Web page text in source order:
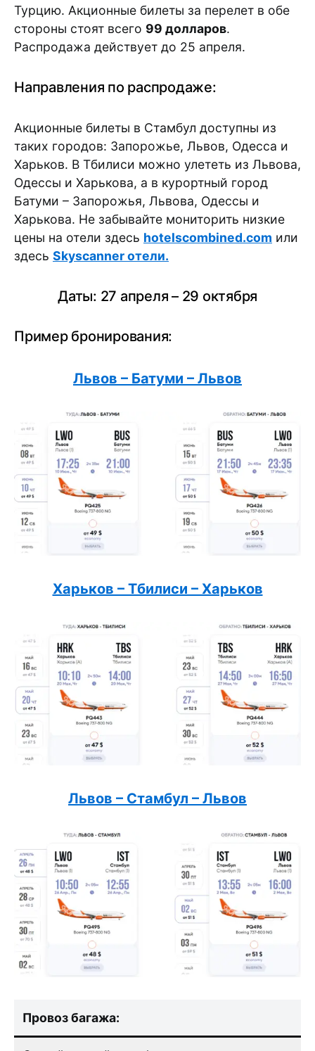
Турцию. Акционные билеты за перелет в обе
стороны стоят всего 99 долларов.
Распродажа действует до 25 апреля.
Направления по распродаже:
Акционные билеты в Стамбул доступны из
таких городов: Запорожье, Львов, Одесса и
Харьков. В Тбилиси можно улететь из Львова,
Одессы и Харькова, а в курортный город
Батуми – Запорожья, Львова, Одессы и
Харькова. Не забывайте мониторить низкие
цены на отели здесь hotelscombined.com или
здесь Skyscanner отели.
Даты: 27 апреля – 29 октября
Пример бронирования:
Львов – Батуми – Львов
Харьков – Тбилиси – Харьков
Львов – Стамбул – Львов
Провоз багажа: